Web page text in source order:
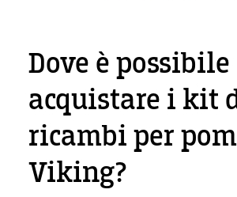
Dove è possibile
acquistare i kit
ricambi per
Viking?